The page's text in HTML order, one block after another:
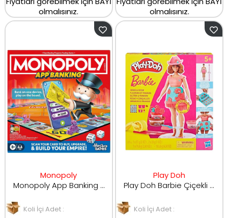
olmalısınız.
olmalısınız.
Monopoly
Monopoly App Banking G1424
Koli İçi Adet :
Play Doh
Play Doh Barbie Çiçekli ve Püsküllü G1360
Koli İçi Adet :